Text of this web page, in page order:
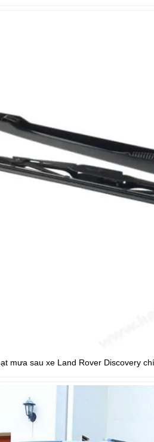
mưa sau xe Land Rover Discovery